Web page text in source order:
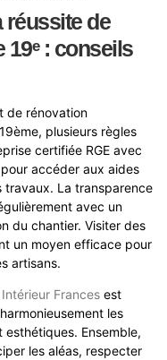
réussite de
: conseils
de rénovation
plusieurs règles
certifiée RGE avec
accéder aux aides
travaux. La transparence
avec un
du chantier. Visiter des
un moyen efficace pour
artisans.
Frances est
les
Ensemble,
les aléas, respecter